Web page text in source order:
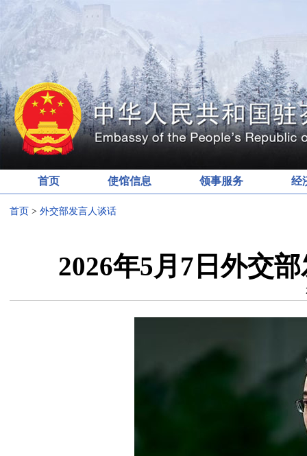
首页 使馆信息 领事服务 经
首页 > 外交部发言人谈话
2026年5月7日外交